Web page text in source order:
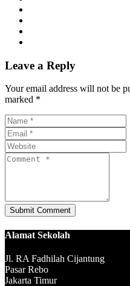
Leave a Reply
Your email address will not be
marked *
Alamat Sekolah
Jl. RA Fadhilah Cijantung
Pasar Rebo
Jakarta Timur